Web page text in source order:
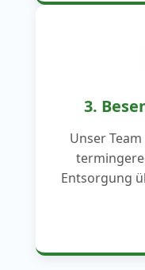
3.
Unser
Entsorgung